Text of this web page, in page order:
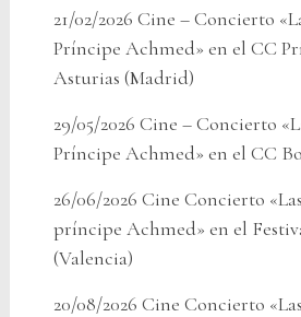
21/02/2026 Cine – Concierto
Príncipe Achmed» en el CC
Asturias (Madrid)
29/05/2026 Cine – Concierto
Príncipe Achmed» en el CC
26/06/2026 Cine Concierto
príncipe Achmed» en el
(Valencia)
20/08/2026 Cine Concierto